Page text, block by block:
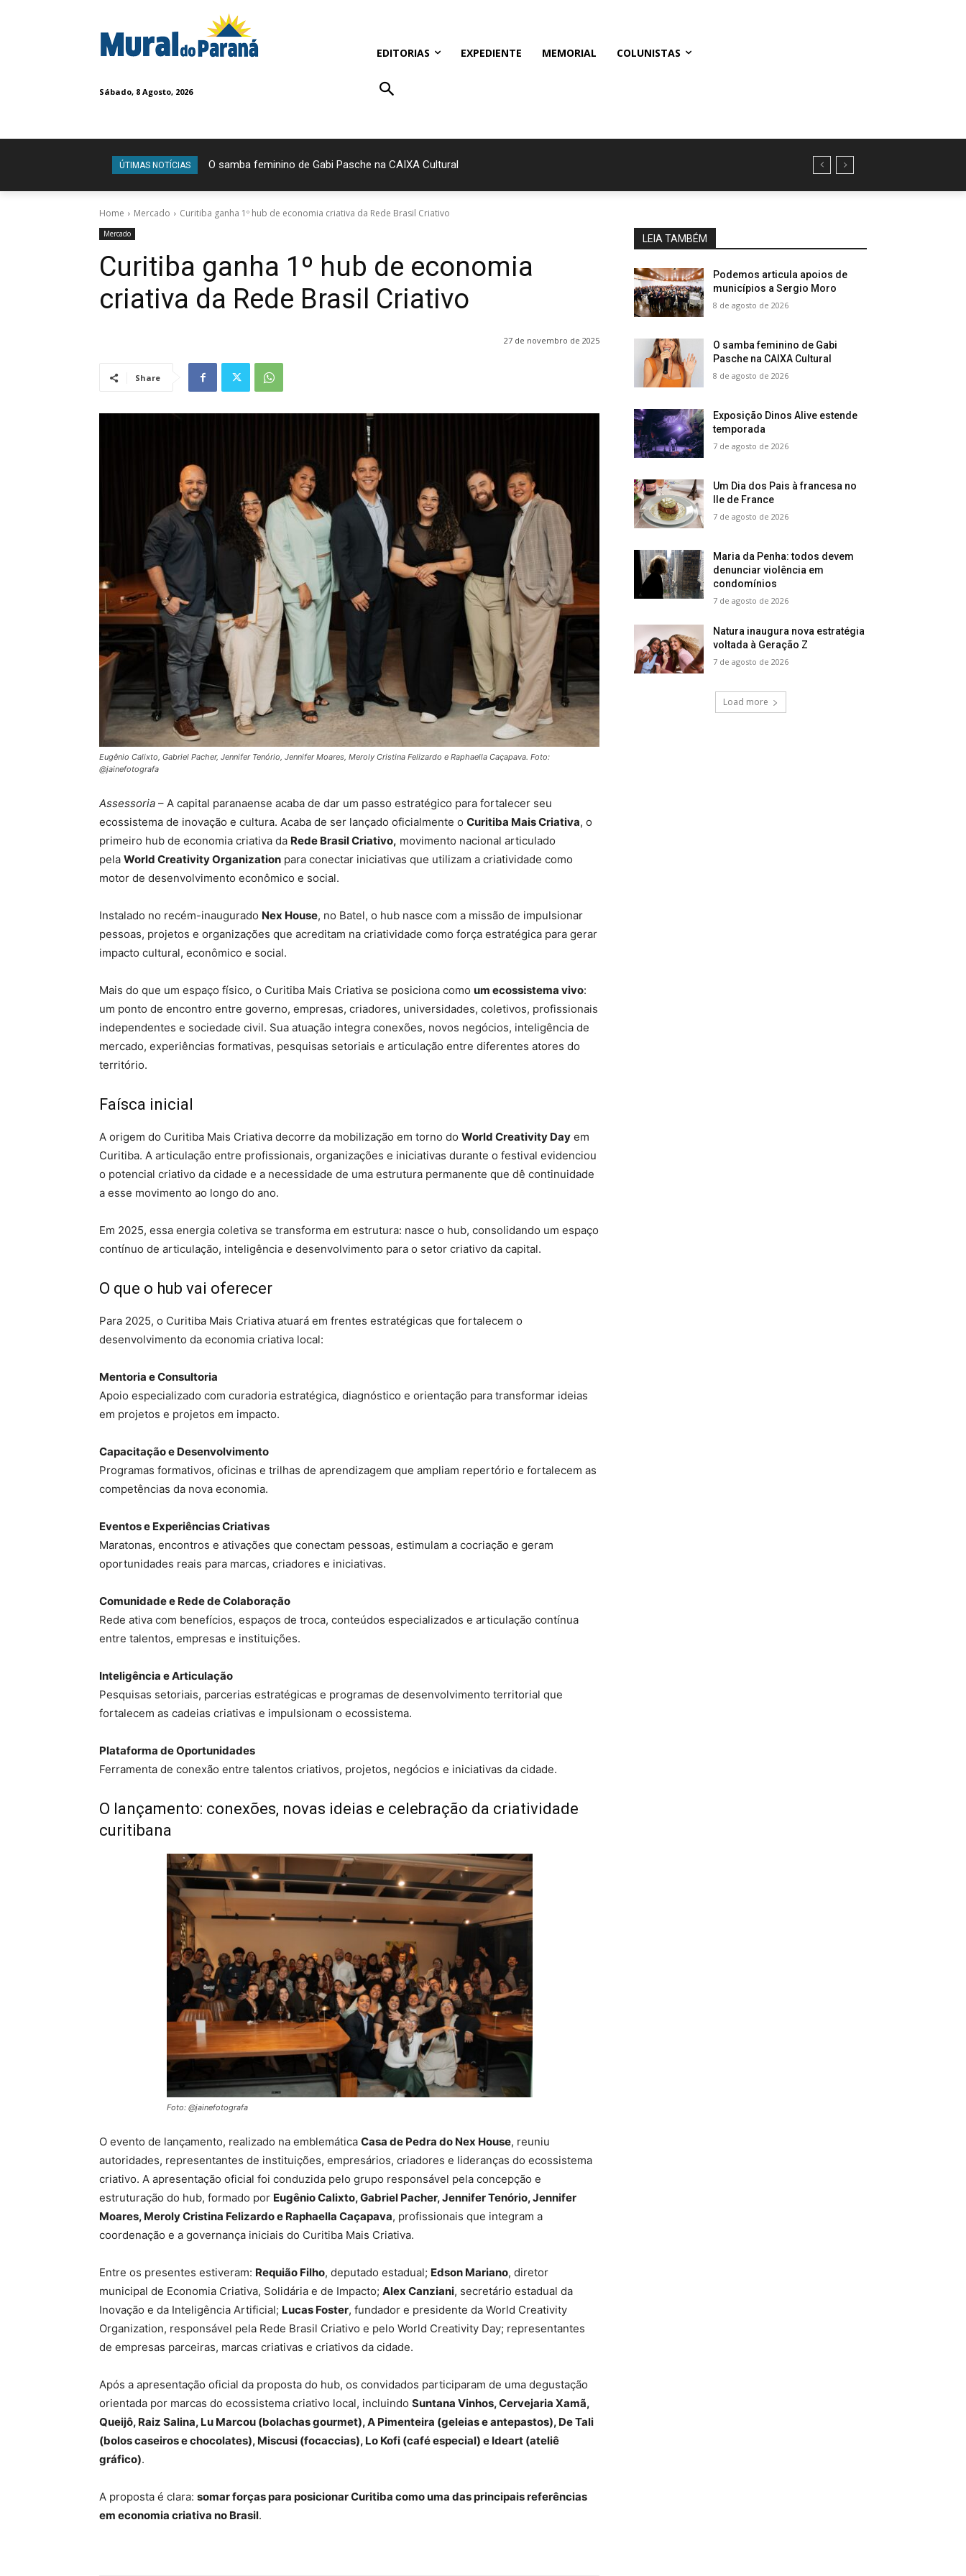
Sábado, 8 Agosto, 2026
EDITORIAS EXPEDIENTE MEMORIAL COLUNISTAS
ÚTIMAS NOTÍCIAS O samba feminino de Gabi Pasche na CAIXA Cultural
Exposição Dinos Alive estende temporada
Home Mercado Curitiba ganha 1º hub de economia criativa da Rede Brasil Criativo
Mercado
Curitiba ganha 1º hub de economia
criativa da Rede Brasil Criativo
27 de novembro de 2025
Share
Eugênio Calixto, Gabriel Pacher, Jennifer Tenório, Jennifer Moares, Meroly Cristina Felizardo e Raphaella Caçapava. Foto:
@jainefotografa
Assessoria – A capital paranaense acaba de dar um passo estratégico para fortalecer seu
ecossistema de inovação e cultura. Acaba de ser lançado oficialmente o Curitiba Mais Criativa, o
primeiro hub de economia criativa da Rede Brasil Criativo, movimento nacional articulado
pela World Creativity Organization para conectar iniciativas que utilizam a criatividade como
motor de desenvolvimento econômico e social.
Instalado no recém-inaugurado Nex House, no Batel, o hub nasce com a missão de impulsionar
pessoas, projetos e organizações que acreditam na criatividade como força estratégica para gerar
impacto cultural, econômico e social.
Mais do que um espaço físico, o Curitiba Mais Criativa se posiciona como um ecossistema vivo:
um ponto de encontro entre governo, empresas, criadores, universidades, coletivos, profissionais
independentes e sociedade civil. Sua atuação integra conexões, novos negócios, inteligência de
mercado, experiências formativas, pesquisas setoriais e articulação entre diferentes atores do
território.
Faísca inicial
A origem do Curitiba Mais Criativa decorre da mobilização em torno do World Creativity Day em
Curitiba. A articulação entre profissionais, organizações e iniciativas durante o festival evidenciou
o potencial criativo da cidade e a necessidade de uma estrutura permanente que dê continuidade
a esse movimento ao longo do ano.
Em 2025, essa energia coletiva se transforma em estrutura: nasce o hub, consolidando um espaço
contínuo de articulação, inteligência e desenvolvimento para o setor criativo da capital.
O que o hub vai oferecer
Para 2025, o Curitiba Mais Criativa atuará em frentes estratégicas que fortalecem o
desenvolvimento da economia criativa local:
Mentoria e Consultoria
Apoio especializado com curadoria estratégica, diagnóstico e orientação para transformar ideias
em projetos e projetos em impacto.
Capacitação e Desenvolvimento
Programas formativos, oficinas e trilhas de aprendizagem que ampliam repertório e fortalecem as
competências da nova economia.
Eventos e Experiências Criativas
Maratonas, encontros e ativações que conectam pessoas, estimulam a cocriação e geram
oportunidades reais para marcas, criadores e iniciativas.
Comunidade e Rede de Colaboração
Rede ativa com benefícios, espaços de troca, conteúdos especializados e articulação contínua
entre talentos, empresas e instituições.
Inteligência e Articulação
Pesquisas setoriais, parcerias estratégicas e programas de desenvolvimento territorial que
fortalecem as cadeias criativas e impulsionam o ecossistema.
Plataforma de Oportunidades
Ferramenta de conexão entre talentos criativos, projetos, negócios e iniciativas da cidade.
O lançamento: conexões, novas ideias e celebração da criatividade
curitibana
Foto: @jainefotografa
O evento de lançamento, realizado na emblemática Casa de Pedra do Nex House, reuniu
autoridades, representantes de instituições, empresários, criadores e lideranças do ecossistema
criativo. A apresentação oficial foi conduzida pelo grupo responsável pela concepção e
estruturação do hub, formado por Eugênio Calixto, Gabriel Pacher, Jennifer Tenório, Jennifer
Moares, Meroly Cristina Felizardo e Raphaella Caçapava, profissionais que integram a
coordenação e a governança iniciais do Curitiba Mais Criativa.
Entre os presentes estiveram: Requião Filho, deputado estadual; Edson Mariano, diretor
municipal de Economia Criativa, Solidária e de Impacto; Alex Canziani, secretário estadual da
Inovação e da Inteligência Artificial; Lucas Foster, fundador e presidente da World Creativity
Organization, responsável pela Rede Brasil Criativo e pelo World Creativity Day; representantes
de empresas parceiras, marcas criativas e criativos da cidade.
Após a apresentação oficial da proposta do hub, os convidados participaram de uma degustação
orientada por marcas do ecossistema criativo local, incluindo Suntana Vinhos, Cervejaria Xamã,
Queijô, Raiz Salina, Lu Marcou (bolachas gourmet), A Pimenteira (geleias e antepastos), De Tali
(bolos caseiros e chocolates), Miscusi (focaccias), Lo Kofi (café especial) e Ideart (ateliê
gráfico).
A proposta é clara: somar forças para posicionar Curitiba como uma das principais referências
em economia criativa no Brasil.
LEIA TAMBÉM
Podemos articula apoios de
municípios a Sergio Moro
8 de agosto de 2026
O samba feminino de Gabi
Pasche na CAIXA Cultural
8 de agosto de 2026
Exposição Dinos Alive estende
temporada
7 de agosto de 2026
Um Dia dos Pais à francesa no
Ile de France
7 de agosto de 2026
Maria da Penha: todos devem
denunciar violência em
condomínios
7 de agosto de 2026
Natura inaugura nova estratégia
voltada à Geração Z
7 de agosto de 2026
Load more